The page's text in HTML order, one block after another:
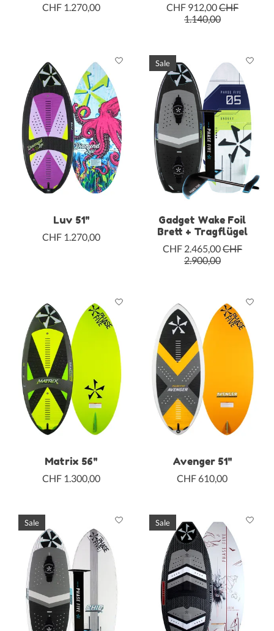
CHF 1.270,00 CHF 912,00CHF
1.140,00
Luv 51"
CHF 1.270,00
Sale
Gadget Wake Foil
Brett + Tragflügel
CHF 2.465,00CHF
2.900,00
Matrix 56"
CHF 1.300,00
Avenger 51"
CHF 610,00
Sale Sale